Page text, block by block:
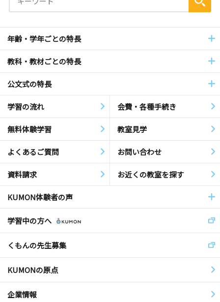
年齢・学年ごとの特長
教科・教材ごとの特長
公文式の特長
学習の流れ 会費・各種手続き
無料体験学習 教室見学
よくあるご質問 お問い合わせ
資料請求 お近くの教室を探す
KUMON体験者の声
学習中の方へ
くもんの先生募集
KUMONの原点
企業情報